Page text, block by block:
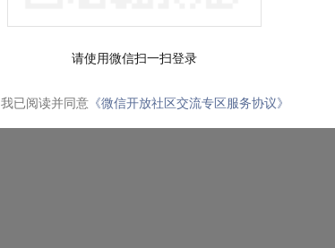
请使用微信扫一扫登录
我已阅读并同意 《微信开放社区交流专区服务协议》